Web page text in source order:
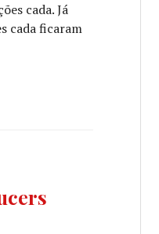
cada. Já
cada ficaram
94º Academy Awards